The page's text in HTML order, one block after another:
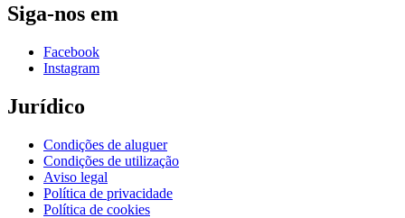
Siga-nos em
Facebook
Instagram
Jurídico
Condições de aluguer
Condições de utilização
Aviso legal
Política de privacidade
Política de cookies